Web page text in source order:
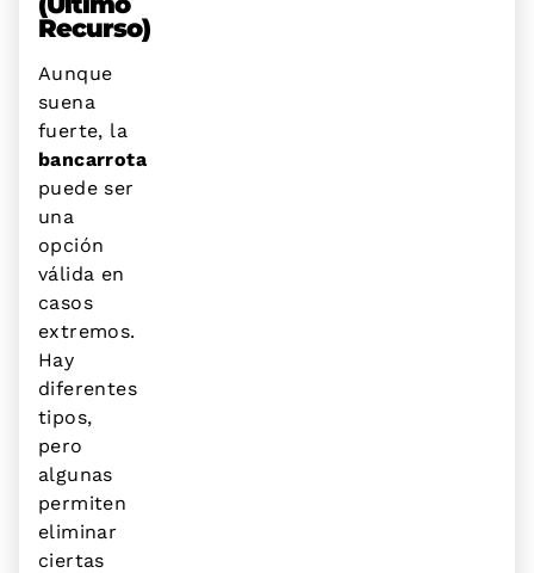
Recurso)
Aunque
suena
fuerte, la
bancarrota
puede ser
una
opción
válida en
casos
extremos.
Hay
diferentes
tipos,
pero
algunas
permiten
eliminar
ciertas